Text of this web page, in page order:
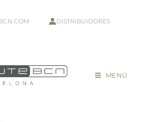
DISTRIBUIDORES
MENÚ